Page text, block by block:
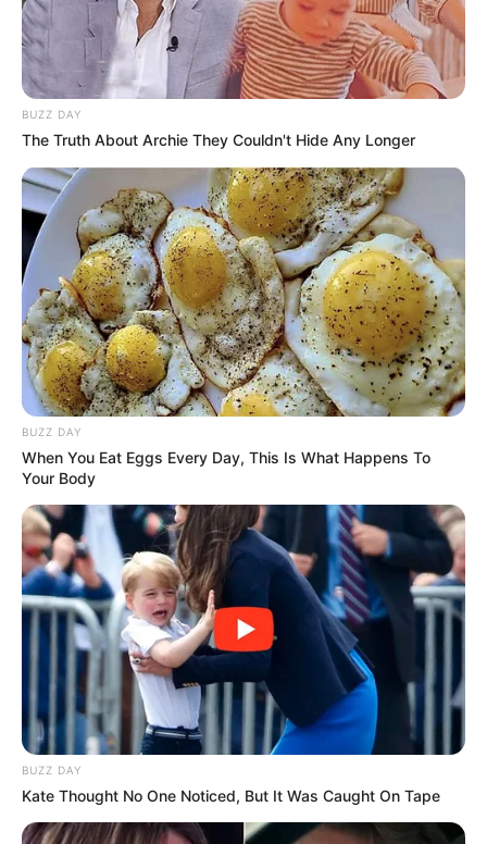
BUZZ DAY
The Truth About Archie They Couldn't Hide Any Longer
BUZZ DAY
When You Eat Eggs Every Day, This Is What Happens To
Your Body
BUZZ DAY
Kate Thought No One Noticed, But It Was Caught On Tape